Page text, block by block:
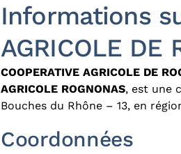
Informations
AGRICOLE DE
COOPERATIVE AGRICOLE DE
AGRICOLE ROGNONAS, est une
Bouches du Rhône – 13, en
Coordonnées